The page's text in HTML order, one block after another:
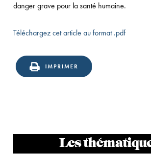
danger grave pour la santé humaine.
Téléchargez cet article au format .pdf
IMPRIMER
Les